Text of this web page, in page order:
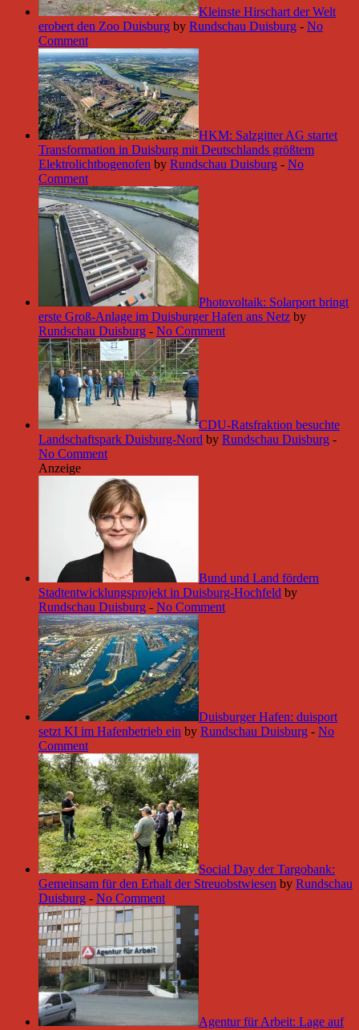
Kleinste Hirschart der Welt
erobert den Zoo Duisburg by Rundschau Duisburg - No
Comment
HKM: Salzgitter AG startet
Transformation in Duisburg mit Deutschlands größtem
Elektrolichtbogenofen by Rundschau Duisburg - No
Comment
Photovoltaik: Solarport bringt
erste Groß-Anlage im Duisburger Hafen ans Netz by
Rundschau Duisburg - No Comment
CDU-Ratsfraktion besuchte
Landschaftspark Duisburg-Nord by Rundschau Duisburg -
No Comment
Anzeige
Bund und Land fördern
Stadtentwicklungsprojekt in Duisburg-Hochfeld by
Rundschau Duisburg - No Comment
Duisburger Hafen: duisport
setzt KI im Hafenbetrieb ein by Rundschau Duisburg - No
Comment
Social Day der Targobank:
Gemeinsam für den Erhalt der Streuobstwiesen by Rundschau
Duisburg - No Comment
Agentur für Arbeit: Lage auf